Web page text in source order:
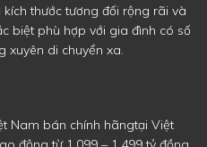
thước tương đối rộng rãi và
biệt phù hợp với gia đình có số
xuyên di chuyển xa.
Nam bán chính hãngtại Việt